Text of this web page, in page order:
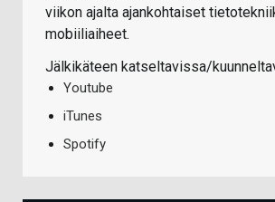
viikon ajalta ajankohtaiset
mobiiliaiheet.
Jälkikäteen katseltavissa/
Youtube
iTunes
Spotify